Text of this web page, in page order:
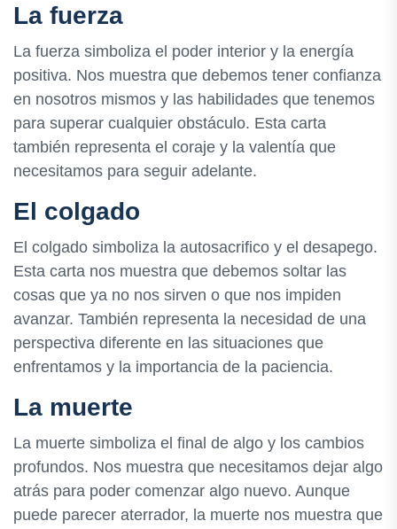
La fuerza
La fuerza simboliza el poder interior y la energía
positiva. Nos muestra que debemos tener confianza
en nosotros mismos y las habilidades que tenemos
para superar cualquier obstáculo. Esta carta
también representa el coraje y la valentía que
necesitamos para seguir adelante.
El colgado
El colgado simboliza la autosacrifico y el desapego.
Esta carta nos muestra que debemos soltar las
cosas que ya no nos sirven o que nos impiden
avanzar. También representa la necesidad de una
perspectiva diferente en las situaciones que
enfrentamos y la importancia de la paciencia.
La muerte
La muerte simboliza el final de algo y los cambios
profundos. Nos muestra que necesitamos dejar algo
atrás para poder comenzar algo nuevo. Aunque
puede parecer aterrador, la muerte nos muestra que